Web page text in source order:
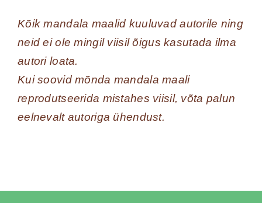
Kõik mandala maalid kuuluvad autorile ning
neid ei ole mingil viisil õigus kasutada ilma
autori loata.
Kui soovid mõnda mandala maali
reprodutseerida mistahes viisil, võta palun
eelnevalt autoriga ühendust.